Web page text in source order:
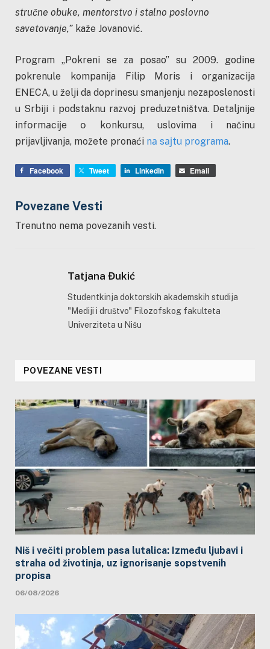
stručne obuke, mentorstvo i stalno poslovno
savetovanje,” kaže Jovanović.
Program „Pokreni se za posao” su 2009. godine
pokrenule kompanija Filip Moris i organizacija
ENECA, u želji da doprinesu smanjenju nezaposlenosti
u Srbiji i podstaknu razvoj preduzetništva. Detaljnije
infоrmаciјe о kоnkursu, uslovima i načinu
prijavljivanja, možete pronaći nа sајtu programa.
Facebook Tweet LinkedIn Email
Povezane Vesti
Trenutno nema povezanih vesti.
Tatjana Đukić
Studentkinja doktorskih akademskih studija
"Mediji i društvo" Filozofskog fakulteta
Univerziteta u Nišu
POVEZANE VESTI
Niš i večiti problem pasa lutalica: Između ljubavi i
straha od životinja, uz ignorisanje sopstvenih
propisa
06/08/2026